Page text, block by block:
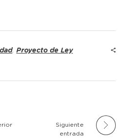
, Proyecto de Ley
Siguiente
entrada